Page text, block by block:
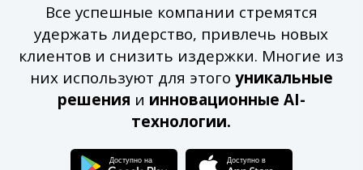
Все успешные компании стремятся
удержать лидерство, привлечь новых
клиентов и снизить издержки. Многие из
них используют для этого уникальные
решения и инновационные AI-
технологии.